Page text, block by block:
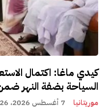
كيدي ماغا: اكتمال
السياحة بضفة النهر
موريتانيا 7 أغسطس 2026، 23:26 مساءً